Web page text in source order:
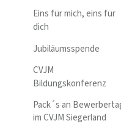
Eins für mich, eins für
dich
Jubiläumsspende
CVJM
Bildungskonferenz
Pack´s an
im CVJM Siegerland